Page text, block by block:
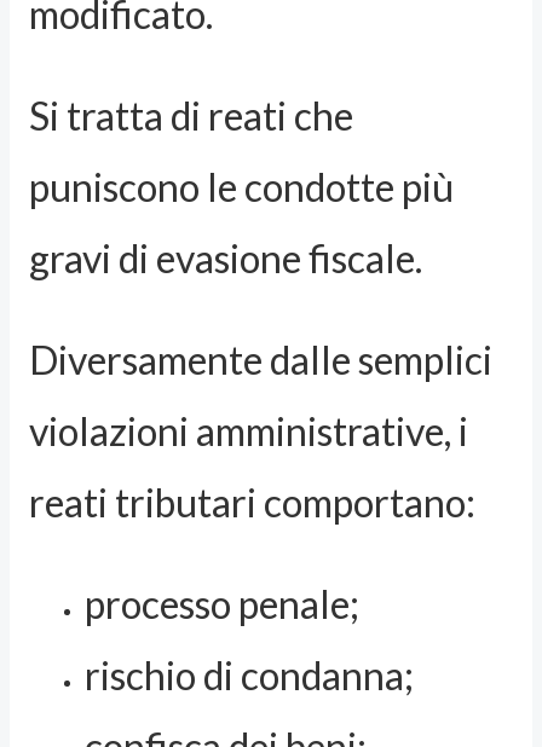
modificato.
Si tratta di reati che
puniscono le condotte più
gravi di evasione fiscale.
Diversamente dalle semplici
violazioni amministrative, i
reati tributari comportano:
processo penale;
rischio di condanna;